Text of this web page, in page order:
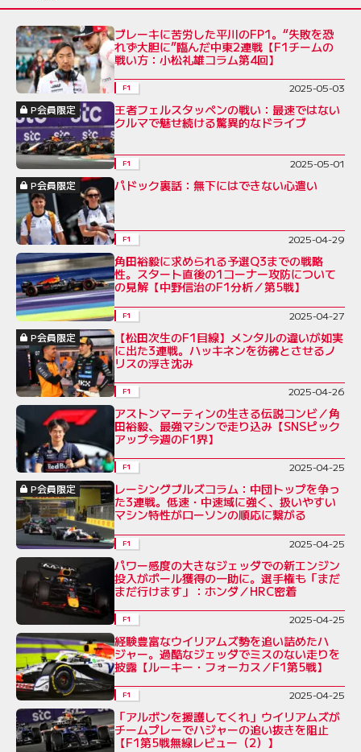
ブレーキに苦労した平川のFP1。“失敗を恐
れず大胆に”臨んだ中東2連戦【F1チームの
戦い方：小松礼雄コラム第4回】
F1
2025-05-03
P会員限定
王者フェルスタッペンの戦い：最速ではない
クルマで魅せ続ける驚異的なドライブ
F1
2025-05-01
P会員限定
パドック裏話：無下にはできない心遣い
F1 2025-04-29
角田裕毅に求められる予選Q3までの戦略
性。スタート直後の1コーナー攻防について
の見解【中野信治のF1分析／第5戦】
F1
2025-04-27
P会員限定
【松田次生のF1目線】メンタルの違いが如実
に出た3連戦。ハッキネンを彷彿とさせるノ
リスの浮き沈み
F1 2025-04-26
アストンマーティンの生きる伝説コンビ／角
田裕毅、最強マシンで走り込み【SNSピック
アップ今週のF1界】
F1
2025-04-25
P会員限定
レーシングブルズコラム：中団トップを争っ
た3連戦。低速・中速域に強く、扱いやすい
マシン特性がローソンの順応に繋がる
F1 2025-04-25
パワー感度の大きなジェッダでの新エンジン
投入がポール獲得の一助に。選手権も「まだ
まだ行けます」：ホンダ／HRC密着
F1 2025-04-25
経験豊富なウイリアムズ勢を追い詰めたハ
ジャー。過酷なジェッダでミスのない走りを
披露【ルーキー・フォーカス／F1第5戦】
F1 2025-04-25
「アルボンを援護してくれ」ウイリアムズが
チームプレーでハジャーの追い抜きを阻止
【F1第5戦無線レビュー（2）】